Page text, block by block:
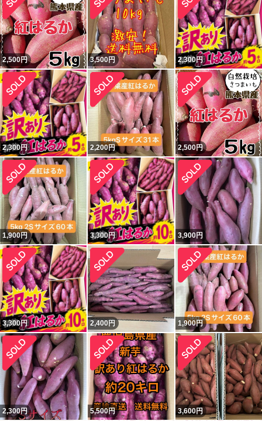
2,500円 3,500円 2,300円
2,300円 2,200円 2,500円
1,900円 3,300円 3,900円
3,300円 2,400円 1,900円
2,300円 5,500円 3,600円